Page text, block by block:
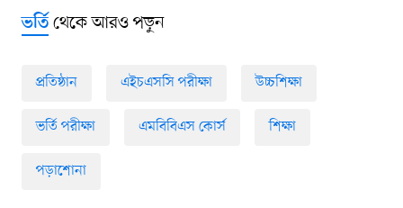
ভর্তিথেকে আরও পড়ুন
প্রতিষ্ঠান এইচএসসি পরীক্ষা উচ্চশিক্ষা
ভর্তি পরীক্ষা এমবিবিএস কোর্স শিক্ষা
পড়াশোনা